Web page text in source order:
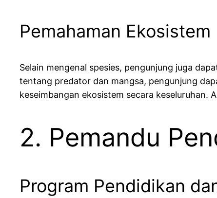
Pemahaman Ekosistem
Selain mengenal spesies, pengunjung juga
tentang predator dan mangsa, pengunjung
keseimbangan ekosistem secara
2. Pemandu
Program Pendidikan